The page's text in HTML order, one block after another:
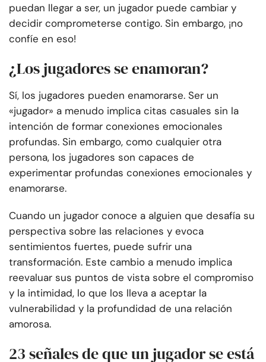
puedan llegar a ser, un jugador puede cambiar y
decidir comprometerse contigo. Sin embargo, ¡no
confíe en eso!
¿Los jugadores se enamoran?
Sí, los jugadores pueden enamorarse. Ser un
«jugador» a menudo implica citas casuales sin la
intención de formar conexiones emocionales
profundas. Sin embargo, como cualquier otra
persona, los jugadores son capaces de
experimentar profundas conexiones emocionales y
enamorarse.
Cuando un jugador conoce a alguien que desafía su
perspectiva sobre las relaciones y evoca
sentimientos fuertes, puede sufrir una
transformación. Este cambio a menudo implica
reevaluar sus puntos de vista sobre el compromiso
y la intimidad, lo que los lleva a aceptar la
vulnerabilidad y la profundidad de una relación
amorosa.
23 señales de que un jugador se está